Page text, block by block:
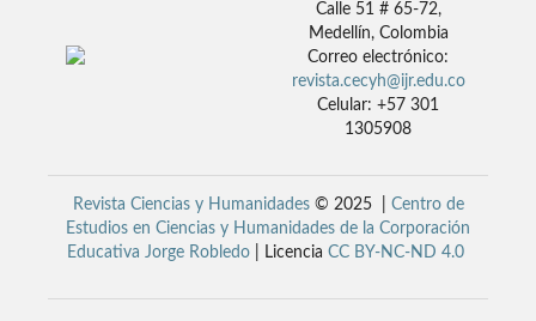
Calle 51 # 65-72,
Medellín, Colombia
Correo electrónico:
revista.cecyh@ijr.edu.co
Celular: +57 301
1305908
Revista Ciencias y Humanidades© 2025 | Centro de
Estudios en Ciencias y Humanidades de la Corporación
Educativa Jorge Robledo | Licencia CC BY-NC-ND 4.0